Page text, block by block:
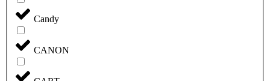
Candy
CANON